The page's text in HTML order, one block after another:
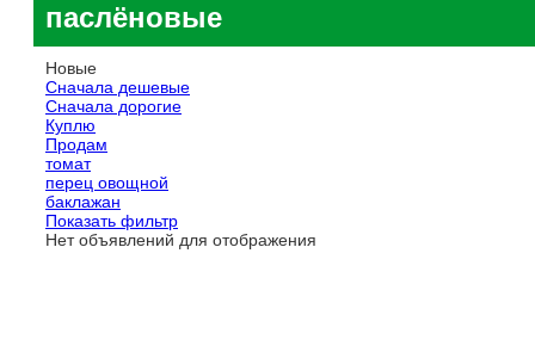
паслёновые
Новые
Сначала дешевые
Сначала дорогие
Куплю
Продам
томат
перец овощной
баклажан
Показать фильтр
Нет объявлений для отображения